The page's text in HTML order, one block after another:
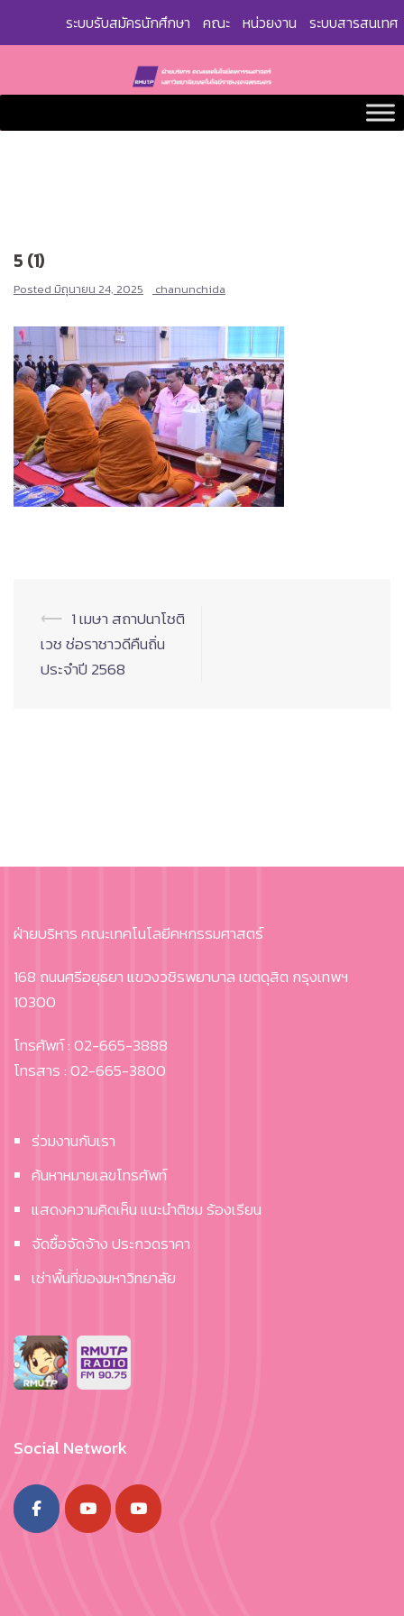
ระบบรับสมัครนักศึกษา คณะ หน่วยงาน ระบบสารสนเทศ
5 (1)
Posted มิถุนายน 24, 2025 chanunchida
Post
navigation
⟵ 1 เมษา สถาปนาโชติ
เวช ช่อราชาวดีคืนถิ่น
ประจำปี 2568
ฝ่ายบริหาร คณะเทคโนโลยีคหกรรมศาสตร์
168 ถนนศรีอยุธยา แขวงวชิรพยาบาล เขตดุสิต กรุงเทพฯ
10300
โทรศัพท์ : 02-665-3888
โทรสาร : 02-665-3800
ร่วมงานกับเรา
ค้นหาหมายเลขโทรศัพท์
แสดงความคิดเห็น แนะนำติชม ร้องเรียน
จัดซื้อจัดจ้าง ประกวดราคา
เช่าพื้นที่ของมหาวิทยาลัย
Social Network